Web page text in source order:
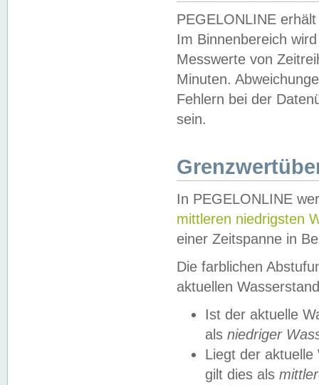
PEGELONLINE
Im Binnenbereich
Messwerte von
Minuten.
Fehlern bei der
sein.
In PEGELONLINE
mittleren niedrigsten
einer Zeitspanne in
Die farblichen
aktuellen
Ist der aktuelle
als niedriger
Liegt der
gilt dies als